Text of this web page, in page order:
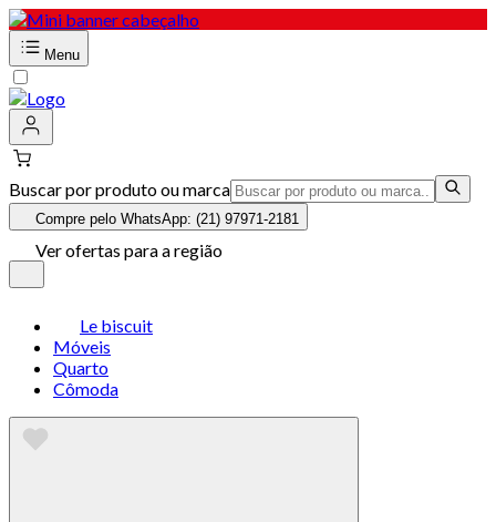
Menu
Buscar por produto ou marca
Compre pelo WhatsApp: (21) 97971-2181
Ver ofertas para a região
Le biscuit
Móveis
Quarto
Cômoda